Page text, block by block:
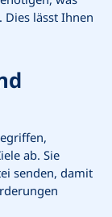
Dies lässt Ihnen
ab. Sie
senden, damit